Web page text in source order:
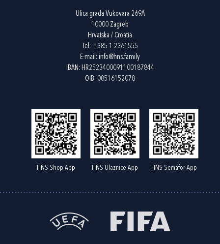
Ulica grada Vukovara 269A
10000 Zagreb
Hrvatska / Croatia
Tel: +385 1 2361555
E-mail: info@hns.family
IBAN: HR2523400091100187844
OIB: 08516152078
HNS Shop App HNS Ulaznice App HNS Semafor App